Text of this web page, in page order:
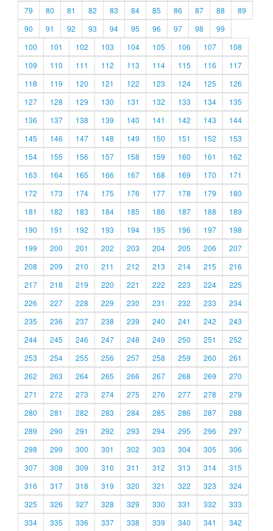
79
80 81 82 83 84 85 86 87 88
89
90
91 92 93 94 95 96 97 98
99
100
101 102 103 104 105 106 107
108
109
110 111 112 113 114 115 116
117
118
119 120 121 122 123 124 125
126
127
128 129 130 131 132 133 134
135
136
137 138 139 140 141 142 143
144
145
146 147 148 149 150 151 152
153
154
155 156 157 158 159 160 161
162
163
164 165 166 167 168 169 170
171
172
173 174 175 176 177 178 179
180
181
182 183 184 185 186 187 188
189
190
191 192 193 194 195 196 197
198
199
200 201 202 203 204 205 206
207
208
209 210 211 212 213 214 215
216
217
218 219 220 221 222 223 224
225
226
227 228 229 230 231 232 233
234
235
236 237 238 239 240 241 242
243
244
245 246 247 248 249 250 251
252
253
254 255 256 257 258 259 260
261
262
263 264 265 266 267 268 269
270
271
272 273 274 275 276 277 278
279
280
281 282 283 284 285 286 287
288
289
290 291 292 293 294 295 296
297
298
299 300 301 302 303 304 305
306
307
308 309 310 311 312 313 314
315
316
317 318 319 320 321 322 323
324
325
326 327 328 329 330 331 332
333
334
335 336 337 338 339 340 341 342